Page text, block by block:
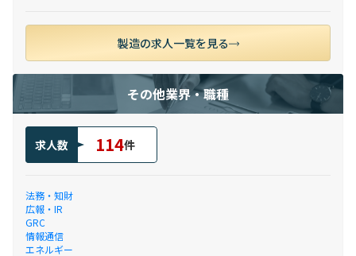
製造の求人一覧を見る
その他業界・職種
求人数 114件
法務・知財
広報・IR
GRC
情報通信
エネルギー